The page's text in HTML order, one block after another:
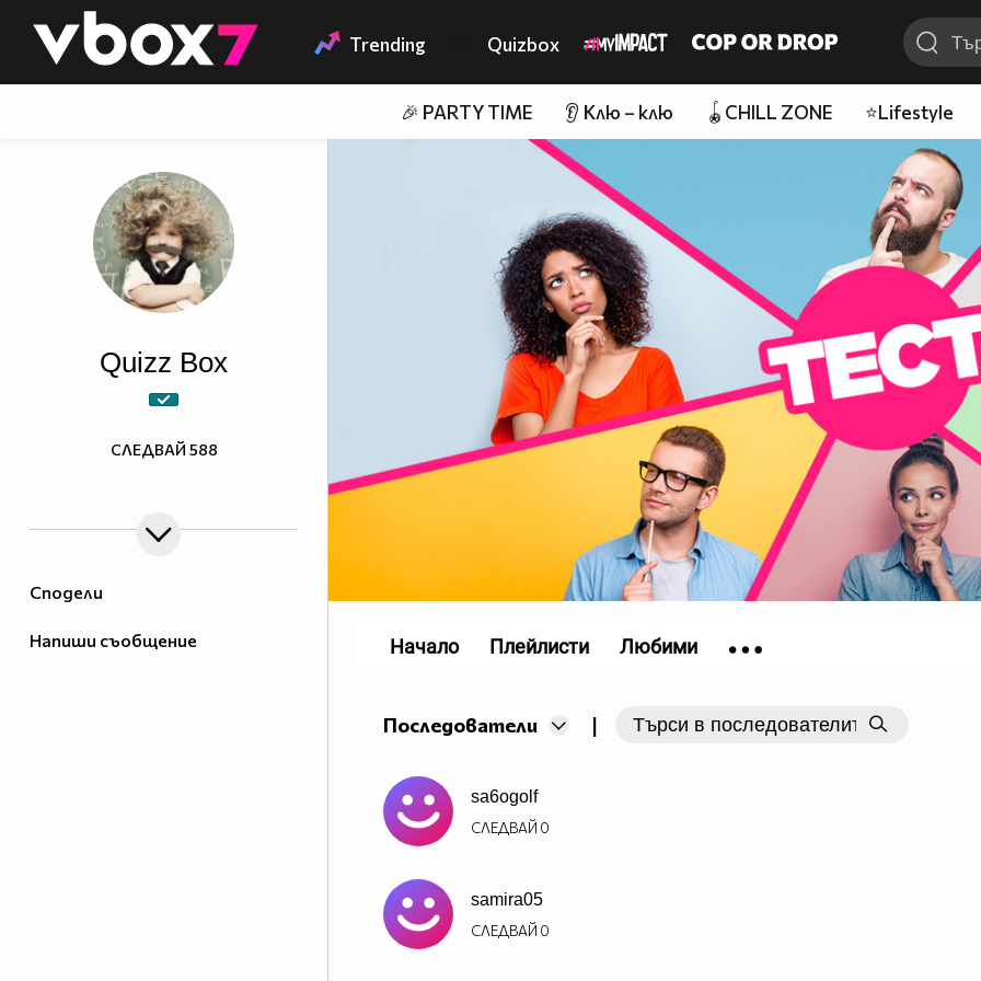
👾 Trending Quizbox
🎉 PARTY TIME 👂 Клю – клю 🪀CHILL ZONE ⭐Lifestyle
Сподели
Напиши съобщение
Quizz Box
СЛЕДВАЙ 588
Последователи |
sa6ogolf
СЛЕДВАЙ 0
samira05
СЛЕДВАЙ 0
Начало Плейлисти Любими